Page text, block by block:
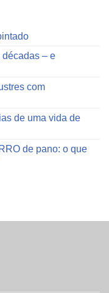
décadas – e
com
de uma vida de
de pano: o que